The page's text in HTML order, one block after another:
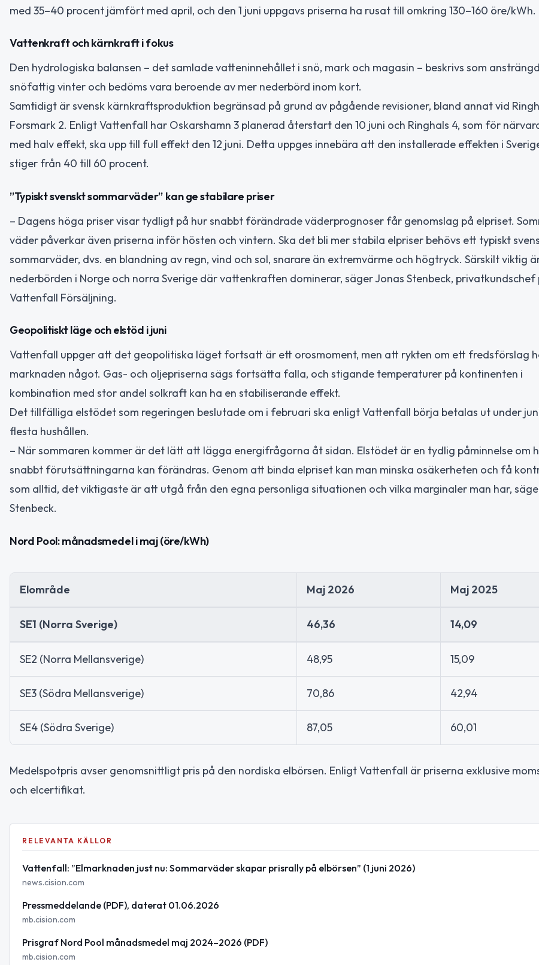
med 35–40 procent jämfört med april, och den 1 juni uppgavs priserna ha rusat till omkring 130–160 öre/kWh.
Vattenkraft och kärnkraft i fokus
Den hydrologiska balansen – det samlade vatteninnehållet i snö, mark och magasin – beskrivs som
snöfattig vinter och bedöms vara beroende av mer nederbörd inom kort.
Samtidigt är svensk kärnkraftsproduktion begränsad på grund av pågående revisioner, bland annat vid
Forsmark 2. Enligt Vattenfall har Oskarshamn 3 planerad återstart den 10 juni och Ringhals 4, som för
med halv effekt, ska upp till full effekt den 12 juni. Detta uppges innebära att den installerade effekten i
stiger från 40 till 60 procent.
”Typiskt svenskt sommarväder” kan ge stabilare priser
– Dagens höga priser visar tydligt på hur snabbt förändrade väderprognoser får genomslag på elpriset.
väder påverkar även priserna inför hösten och vintern. Ska det bli mer stabila elpriser behövs ett typiskt
sommarväder, dvs. en blandning av regn, vind och sol, snarare än extremvärme och högtryck. Särskilt viktig
nederbörden i Norge och norra Sverige där vattenkraften dominerar, säger Jonas Stenbeck, privatkundschef
Vattenfall Försäljning.
Geopolitiskt läge och elstöd i juni
Vattenfall uppger att det geopolitiska läget fortsatt är ett orosmoment, men att rykten om ett fredsförslag
marknaden något. Gas- och oljepriserna sägs fortsätta falla, och stigande temperaturer på kontinenten i
kombination med stor andel solkraft kan ha en stabiliserande effekt.
Det tillfälliga elstödet som regeringen beslutade om i februari ska enligt Vattenfall börja betalas ut under
flesta hushållen.
– När sommaren kommer är det lätt att lägga energifrågorna åt sidan. Elstödet är en tydlig påminnelse om
snabbt förutsättningarna kan förändras. Genom att binda elpriset kan man minska osäkerheten och få
som alltid, det viktigaste är att utgå från den egna personliga situationen och vilka marginaler man har,
Stenbeck.
Nord Pool: månadsmedel i maj (öre/kWh)
Elområde Maj 2026 Maj 2025
SE1 (Norra Sverige) 46,36 14,09
SE2 (Norra Mellansverige) 48,95 15,09
SE3 (Södra Mellansverige) 70,86 42,94
SE4 (Södra Sverige) 87,05 60,01
Medelspotpris avser genomsnittligt pris på den nordiska elbörsen. Enligt Vattenfall är priserna exklusive
och elcertifikat.
RELEVANTA KÄLLOR
Vattenfall: ”Elmarknaden just nu: Sommarväder skapar prisrally på elbörsen” (1 juni 2026)
news.cision.com
Pressmeddelande (PDF), daterat 01.06.2026
mb.cision.com
Prisgraf Nord Pool månadsmedel maj 2024–2026 (PDF)
mb.cision.com